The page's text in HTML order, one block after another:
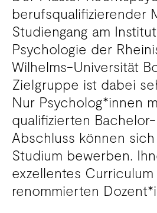
berufsqualifizierender
Studiengang am
Psychologie der
Wilhelms-Universität
Zielgruppe ist dabei
Nur Psycholog*innen
qualifizierten
Abschluss können
Studium bewerben.
exzellentes Curriculum
renommierten